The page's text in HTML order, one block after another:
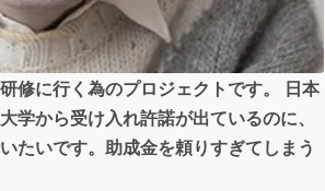
修に行く為のプロジェクトです。 日本
から受け入れ許諾が出ているのに、
たいです。助成金を頼りすぎてしまう